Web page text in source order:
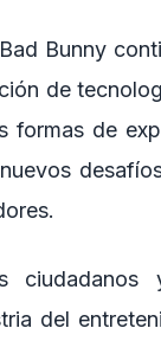
Bunny
de
formas de
del